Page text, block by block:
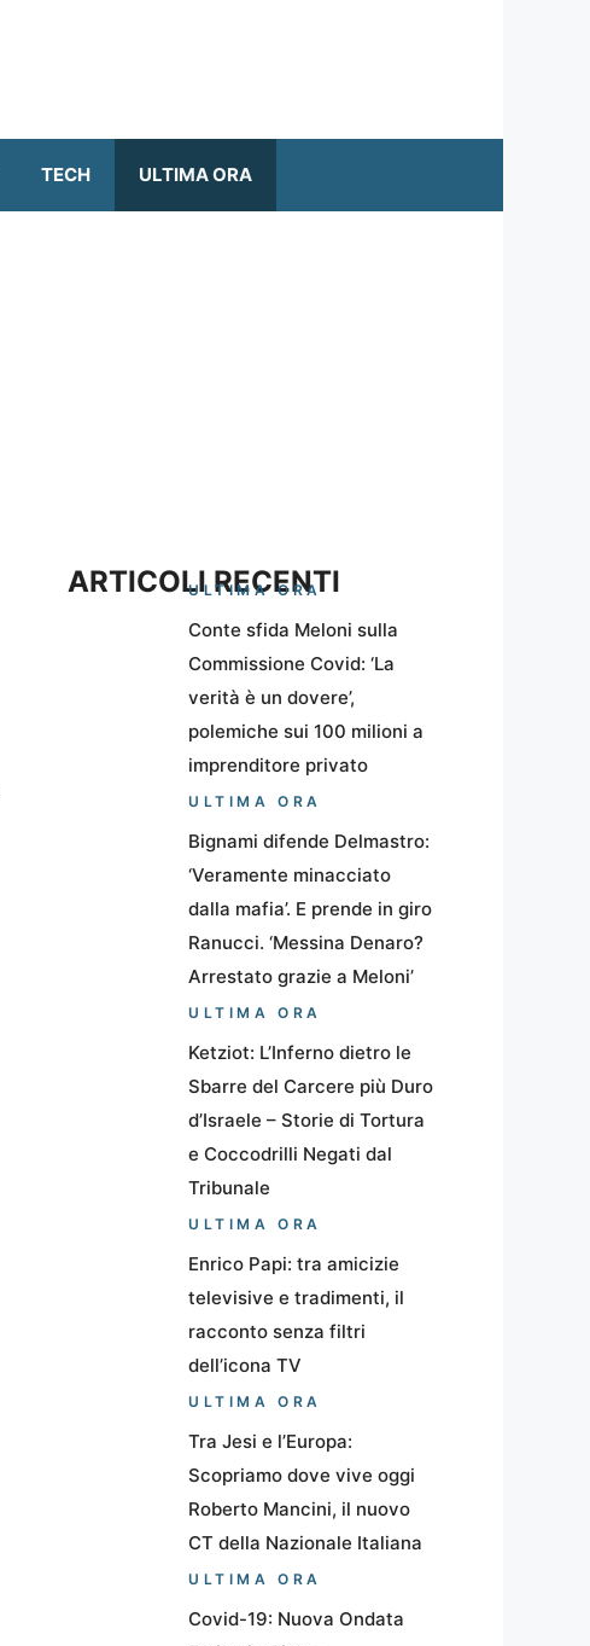
TECH ULTIMA ORA
ARTICOLI RECENTI
ULTIMA ORA
Conte sfida Meloni sulla
Commissione Covid: ‘La
verità è un dovere’,
polemiche sui 100 milioni a
imprenditore privato
ULTIMA ORA
Bignami difende Delmastro:
‘Veramente minacciato
dalla mafia’. E prende in giro
Ranucci. ‘Messina Denaro?
Arrestato grazie a Meloni’
ULTIMA ORA
Ketziot: L’Inferno dietro le
Sbarre del Carcere più Duro
d’Israele – Storie di Tortura
e Coccodrilli Negati dal
Tribunale
ULTIMA ORA
Enrico Papi: tra amicizie
televisive e tradimenti, il
racconto senza filtri
dell’icona TV
ULTIMA ORA
Tra Jesi e l’Europa:
Scopriamo dove vive oggi
Roberto Mancini, il nuovo
CT della Nazionale Italiana
ULTIMA ORA
Covid-19: Nuova Ondata